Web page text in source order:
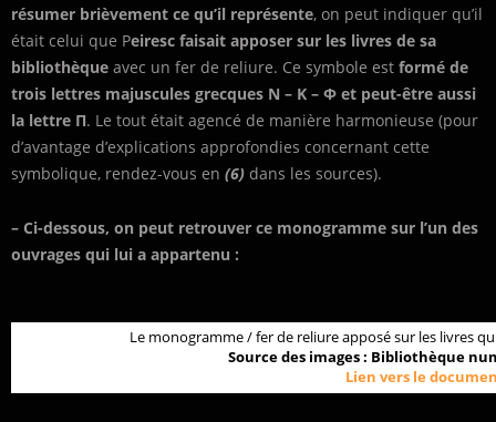
résumer brièvement ce qu’il représente, on peut indiquer qu’il
était celui que Peiresc faisait apposer sur les livres de sa
bibliothèque avec un fer de reliure. Ce symbole est formé de
trois lettres majuscules grecques Ν – Κ – Φ et peut-être aussi
la lettre Π. Le tout était agencé de manière harmonieuse (pour
d’avantage d’explications approfondies concernant cette
symbolique, rendez-vous en (6) dans les sources).
– Ci-dessous, on peut retrouver ce monogramme sur l’un des
ouvrages qui lui a appartenu :
Le monogramme / fer de reliure apposé sur les livres
Source des images : Bibliothèque
Lien vers le